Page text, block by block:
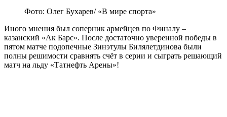
Фото: Олег Бухарев/ «В мире спорта»
Иного мнения был соперник армейцев по Финалу –
казанский «Ак Барс». После достаточно уверенной победы в
пятом матче подопечные Зинэтулы Билялетдинова были
полны решимости сравнять счёт в серии и сыграть решающий
матч на льду «Татнефть Арены»!